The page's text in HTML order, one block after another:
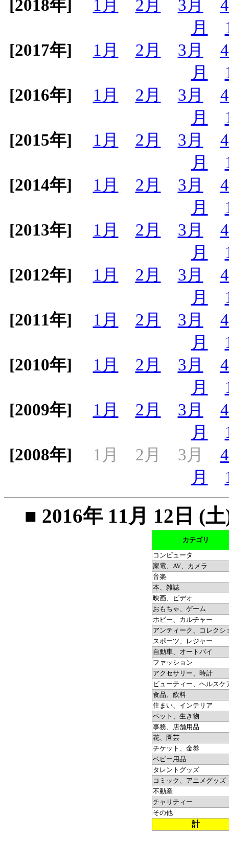
[2018年] 1月 2月 3月
月
[2017年]
1月 2月 3月
月
[2016年]
1月 2月 3月
月
[2015年]
1月 2月 3月
月
[2014年]
1月 2月 3月
月
[2013年]
1月 2月 3月
月
[2012年]
1月 2月 3月
月
[2011年]
1月 2月 3月
月
[2010年]
1月 2月 3月
月
[2009年]
1月 2月 3月
月
[2008年]
1月 2月 3月
月
■ 2016年 11月 12日 (
カテゴリ
コンピュータ
家電、AV、カメラ
音楽
本、雑誌
映画、ビデオ
おもちゃ、ゲーム
ホビー、カルチャー
アンティーク、コレクシ
スポーツ、レジャー
自動車、オートバイ
ファッション
アクセサリー、時計
ビューティー、ヘルスケ
食品、飲料
住まい、インテリア
ペット、生き物
事務、店舗用品
花、園芸
チケット、金券
ベビー用品
タレントグッズ
コミック、アニメグッズ
不動産
チャリティー
その他
計